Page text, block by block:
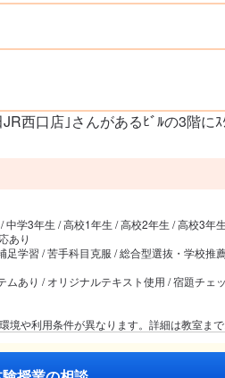
西口店｣さんがあるﾋﾞﾙの3階に
学3年生 / 高校1年生 / 高校2年生 / 高校3年
あり
学習 / 苦手科目克服 / 総合型選抜・学校
あり / オリジナルテキスト使用 / 宿題チェ
境や利用条件が異なります。詳細は教室ま